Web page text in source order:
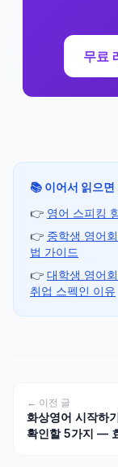
무료
📚 이어서 읽으면
👉 영어 스피킹
👉 중학생 영어
법 가이드
👉 대학생 영어
취업 스펙인 이유
← 이전 글
화상영어 시작하
확인할 5가지 —